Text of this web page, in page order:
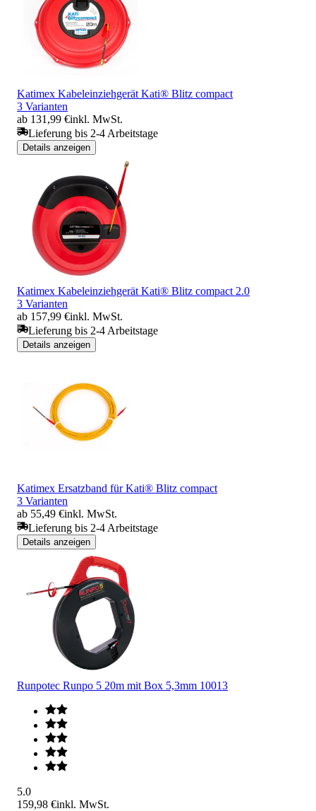
Katimex Kabeleinziehgerät Kati® Blitz compact
3 Varianten
ab 131,99 €inkl. MwSt.
Lieferung bis 2-4 Arbeitstage
Details anzeigen
Katimex Kabeleinziehgerät Kati® Blitz compact 2.0
3 Varianten
ab 157,99 €inkl. MwSt.
Lieferung bis 2-4 Arbeitstage
Details anzeigen
Katimex Ersatzband für Kati® Blitz compact
3 Varianten
ab 55,49 €inkl. MwSt.
Lieferung bis 2-4 Arbeitstage
Details anzeigen
Runpotec Runpo 5 20m mit Box 5,3mm 10013
5.0
159,98 €inkl. MwSt.